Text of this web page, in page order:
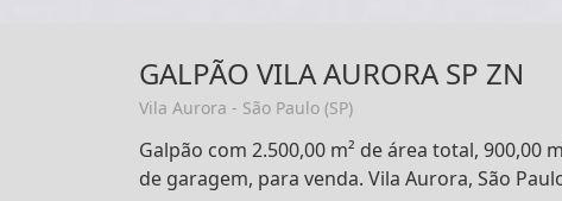
GALPÃO VILA AURORA SP ZN
Vila Aurora - São Paulo (SP)
Galpão com 2.500,00 m² de área total, 900,00
de garagem, para venda. Vila Aurora, São